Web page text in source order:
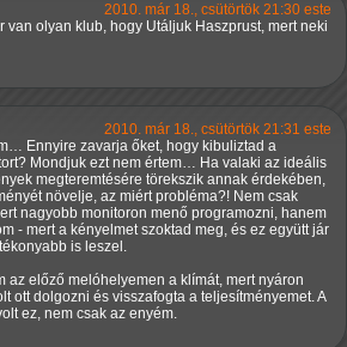
2010. már 18., csütörtök 21:30 este
van olyan klub, hogy Utáljuk Haszprust, mert neki
2010. már 18., csütörtök 21:31 este
Ennyire zavarja őket, hogy kibuliztad a
Mondjuk ezt nem értem… Ha valaki az ideális
megteremtésére törekszik annak érdekében,
növelje, az miért probléma?! Nem csak
nagyobb monitoron menő programozni, hanem
- mert a kényelmet szoktad meg, és ez együtt jár
is leszel.
az előző melóhelyemen a klímát, mert nyáron
ott dolgozni és visszafogta a teljesítményemet. A
ez, nem csak az enyém.